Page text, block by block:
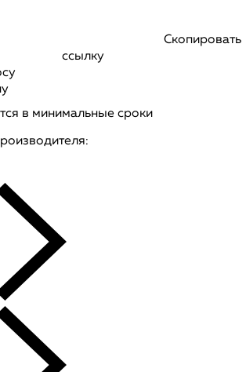
Скопировать
ссылку
в минимальные сроки